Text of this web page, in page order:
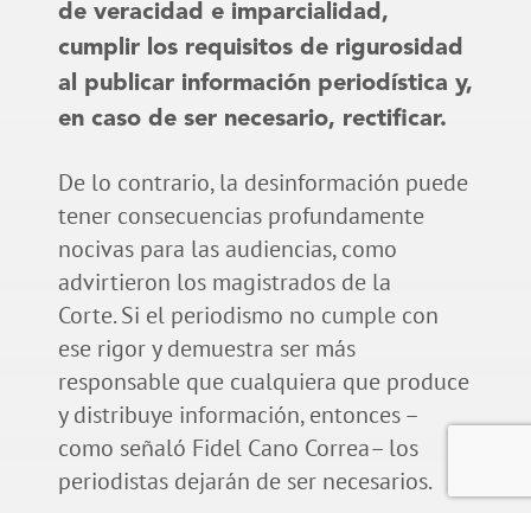
de veracidad e imparcialidad,
cumplir los requisitos de rigurosidad
al publicar información periodística y,
en caso de ser necesario, rectificar.
De lo contrario, la desinformación puede
tener consecuencias profundamente
nocivas para las audiencias, como
advirtieron los magistrados de la
Corte. Si el periodismo no cumple con
ese rigor y demuestra ser más
responsable que cualquiera que produce
y distribuye información, entonces –
como señaló Fidel Cano Correa– los
periodistas dejarán de ser necesarios.